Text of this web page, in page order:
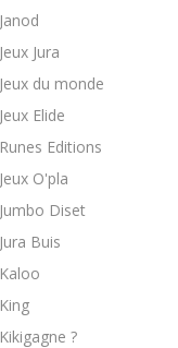
Janod
Jeux Jura
Jeux du monde
Jeux Elide
Runes Editions
Jeux O'pla
Jumbo Diset
Jura Buis
Kaloo
King
Kikigagne ?